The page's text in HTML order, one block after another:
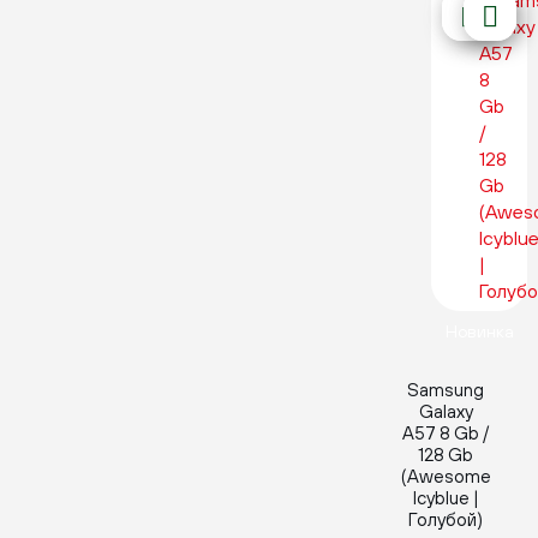
Samsung
Galaxy
A57 8 Gb /
128 Gb
(Awesome
Icyblue |
Голубой)